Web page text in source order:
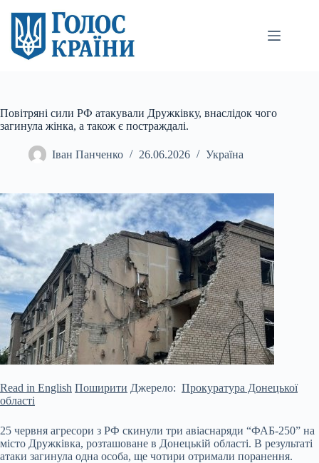
вмісту
Повітряні сили РФ атакували Дружківку, внаслідок чого
загинула жінка, а також є постраждалі.
Іван Панченко 26.06.2026 Україна
Read in English Поширити Джерело: Прокуратура Донецької
області
25 червня агресори з РФ скинули три авіаснаряди “ФАБ-250” на
місто Дружківка, розташоване в Донецькій області. В результаті
атаки загинула одна особа, ще чотири отримали поранення.